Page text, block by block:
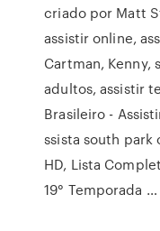
criado por Matt
assistir online,
Cartman, Kenny,
adultos, assistir
Brasileiro -
ssista south park
HD, Lista
19° Temporada …